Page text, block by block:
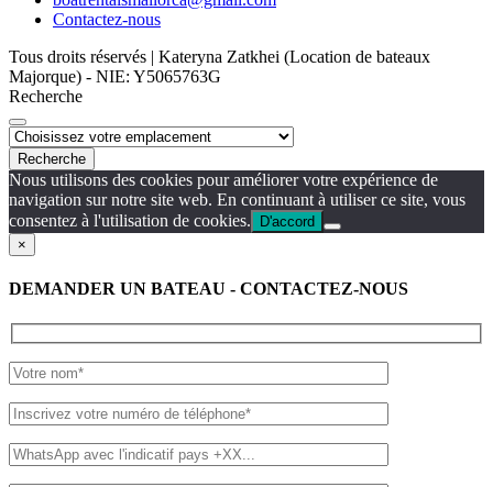
Contactez-nous
Tous droits réservés | Kateryna Zatkhei (Location de bateaux
Majorque) - NIE: Y5065763G
Recherche
Recherche
Nous utilisons des cookies pour améliorer votre expérience de
navigation sur notre site web. En continuant à utiliser ce site, vous
consentez à l'utilisation de cookies.
D'accord
×
DEMANDER UN BATEAU - CONTACTEZ-NOUS